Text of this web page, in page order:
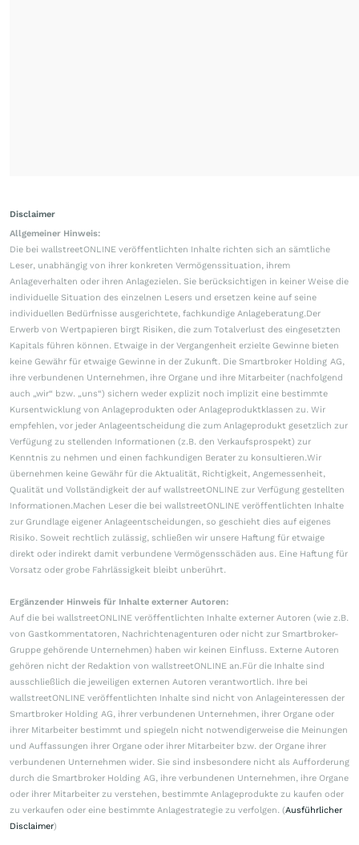
Disclaimer
Allgemeiner Hinweis:
Die bei wallstreetONLINE veröffentlichten Inhalte richten sich an sämtliche
Leser, unabhängig von ihrer konkreten Vermögenssituation, ihrem
Anlageverhalten oder ihren Anlagezielen. Sie berücksichtigen in keiner Weise die
individuelle Situation des einzelnen Lesers und ersetzen keine auf seine
individuellen Bedürfnisse ausgerichtete, fachkundige Anlageberatung.Der
Erwerb von Wertpapieren birgt Risiken, die zum Totalverlust des eingesetzten
Kapitals führen können. Etwaige in der Vergangenheit erzielte Gewinne bieten
keine Gewähr für etwaige Gewinne in der Zukunft. Die Smartbroker Holding AG,
ihre verbundenen Unternehmen, ihre Organe und ihre Mitarbeiter (nachfolgend
auch „wir“ bzw. „uns“) sichern weder explizit noch implizit eine bestimmte
Kursentwicklung von Anlageprodukten oder Anlageproduktklassen zu. Wir
empfehlen, vor jeder Anlageentscheidung die zum Anlageprodukt gesetzlich zur
Verfügung zu stellenden Informationen (z.B. den Verkaufsprospekt) zur
Kenntnis zu nehmen und einen fachkundigen Berater zu konsultieren.Wir
übernehmen keine Gewähr für die Aktualität, Richtigkeit, Angemessenheit,
Qualität und Vollständigkeit der auf wallstreetONLINE zur Verfügung gestellten
Informationen.Machen Leser die bei wallstreetONLINE veröffentlichten Inhalte
zur Grundlage eigener Anlageentscheidungen, so geschieht dies auf eigenes
Risiko. Soweit rechtlich zulässig, schließen wir unsere Haftung für etwaige
direkt oder indirekt damit verbundene Vermögensschäden aus. Eine Haftung für
Vorsatz oder grobe Fahrlässigkeit bleibt unberührt.
Ergänzender Hinweis für Inhalte externer Autoren:
Auf die bei wallstreetONLINE veröffentlichten Inhalte externer Autoren (wie z.B.
von Gastkommentatoren, Nachrichtenagenturen oder nicht zur Smartbroker-
Gruppe gehörende Unternehmen) haben wir keinen Einfluss. Externe Autoren
gehören nicht der Redaktion von wallstreetONLINE an.Für die Inhalte sind
ausschließlich die jeweiligen externen Autoren verantwortlich. Ihre bei
wallstreetONLINE veröffentlichten Inhalte sind nicht von Anlageinteressen der
Smartbroker Holding AG, ihrer verbundenen Unternehmen, ihrer Organe oder
ihrer Mitarbeiter bestimmt und spiegeln nicht notwendigerweise die Meinungen
und Auffassungen ihrer Organe oder ihrer Mitarbeiter bzw. der Organe ihrer
verbundenen Unternehmen wider. Sie sind insbesondere nicht als Aufforderung
durch die Smartbroker Holding AG, ihre verbundenen Unternehmen, ihre Organe
oder ihrer Mitarbeiter zu verstehen, bestimmte Anlageprodukte zu kaufen oder
zu verkaufen oder eine bestimmte Anlagestrategie zu verfolgen. (Ausführlicher
Disclaimer)